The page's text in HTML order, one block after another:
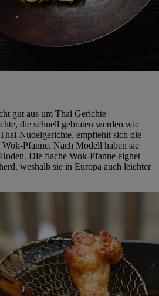
gut aus um Thai Gerichte
die schnell gebraten werden wie
Nudelgerichte, empfiehlt sich die
Pfanne. Nach Modell haben sie
Die flache Wok-Pfanne eignet
weshalb sie in Europa auch leichter